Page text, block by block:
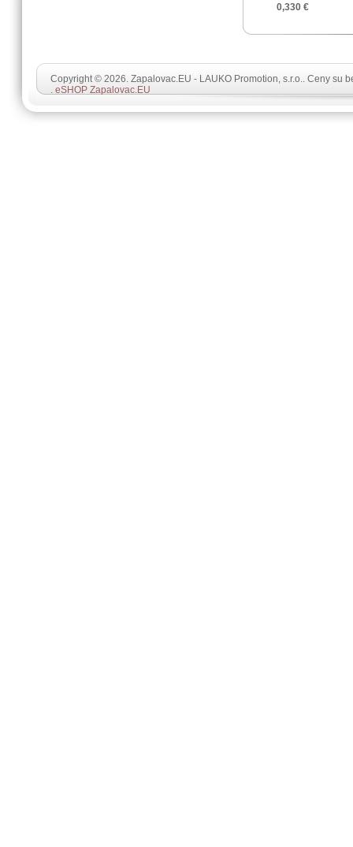
0,330 €
Copyright © 2026. Zapalovac.EU - LAUKO Promotion, s.r.o.. Ceny su
. eSHOP Zapalovac.EU